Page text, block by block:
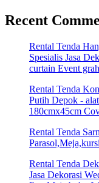
Recent
Rental Tenda
Spesialis Jasa
curtain Event
Rental Tenda
Putih Depok -
180cmx45cm
Rental Tenda
Rental Tenda
Jasa Dekorasi